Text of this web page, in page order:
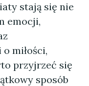
stają się nie
emocji,
miłości,
przyjrzeć się
sposób